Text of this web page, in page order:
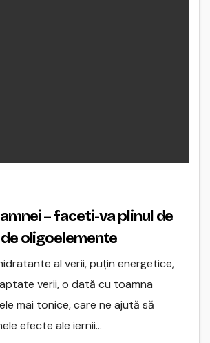
– faceti-va plinul de
oligoelemente
al verii, puţin energetice,
verii, o dată cu toamna
mai tonice, care ne ajută să
efecte ale iernii…